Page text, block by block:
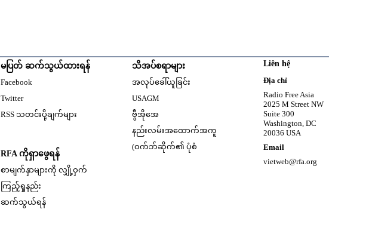
မပြတ် ဆက်သွယ်ထားရန်
Facebook
Twitter
RSS သတင်းပို့ချက်များ
RFA ကိုရှာဖွေရန်
စာမျက်နှာများကို လျှို့ဝှက်
ကြည့်ရှုနည်း
ဆက်သွယ်ရန်
သိအပ်စရာများ
အလုပ်ခေါ်ယူခြင်း
USAGM
ဗွီအိုအေ
နည်းလမ်းအထောက်အကူ
(ဝက်ဘ်ဆိုက်၏ ပုံစံ
Liên hệ
Địa chỉ
Radio Free Asia
2025 M Street NW
Suite 300
Washington, DC
20036 USA
Email
vietweb@rfa.org